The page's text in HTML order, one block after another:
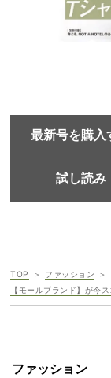
最新号を購入
試し読み
TOP ファッション
【モールブランド】が今
ファッション